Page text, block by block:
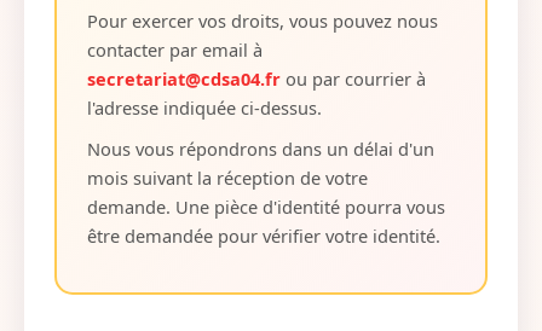
Pour exercer vos droits, vous pouvez nous
contacter par email à
secretariat@cdsa04.fr ou par courrier à
l'adresse indiquée ci-dessus.
Nous vous répondrons dans un délai d'un
mois suivant la réception de votre
demande. Une pièce d'identité pourra vous
être demandée pour vérifier votre identité.